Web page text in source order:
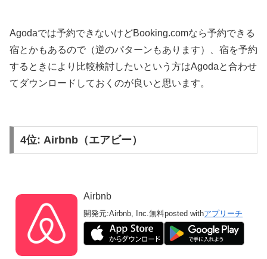
Agodaでは予約できないけどBooking.comなら予約できる
宿とかもあるので（逆のパターンもあります）、宿を予約
するときにより比較検討したいという方はAgodaと合わせ
てダウンロードしておくのが良いと思います。
4位: Airbnb（エアビー）
Airbnb
開発元:Airbnb, Inc. 無料posted withアプリーチ